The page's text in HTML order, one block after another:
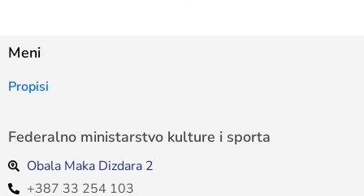
Meni
Propisi
Federalno ministarstvo kulture i sporta
Obala Maka Dizdara 2
+387 33 254 103